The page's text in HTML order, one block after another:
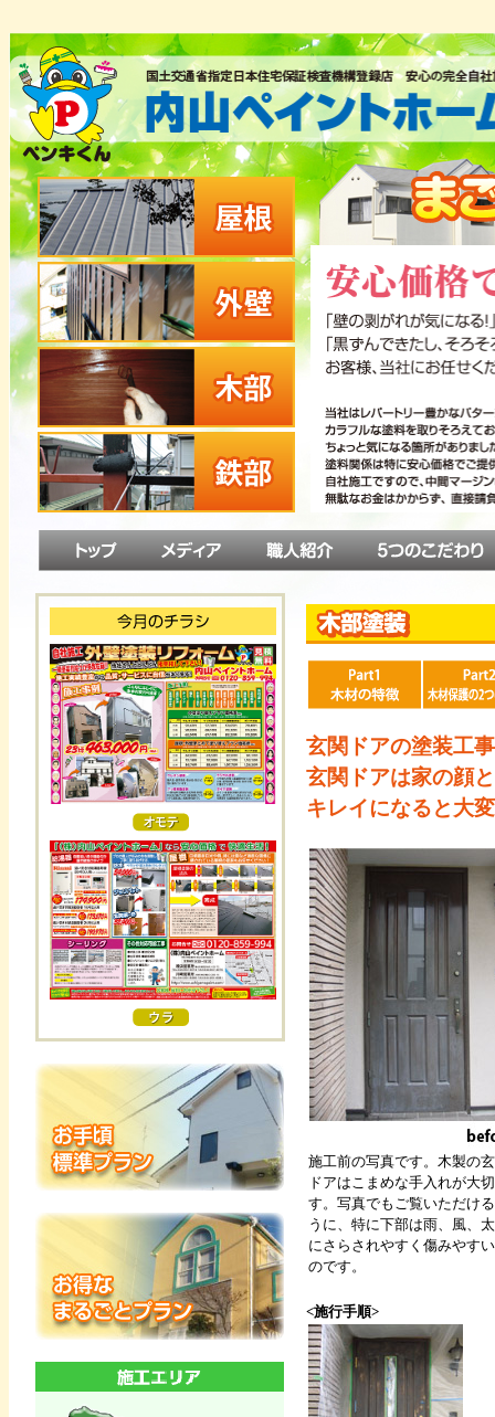
玄関ドアの塗装工
玄関ドアは家の顔
キレイになると大
施工前の写真です。木製の
ドアはこまめな手入れが大
す。写真でもご覧いただけ
うに、特に下部は雨、風、
にさらされやすく傷みやす
のです。
<施行手順>